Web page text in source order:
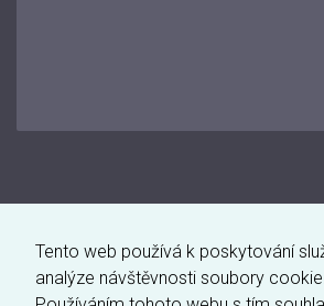
Tento web používá k poskytování
analýze návštěvnosti soubory